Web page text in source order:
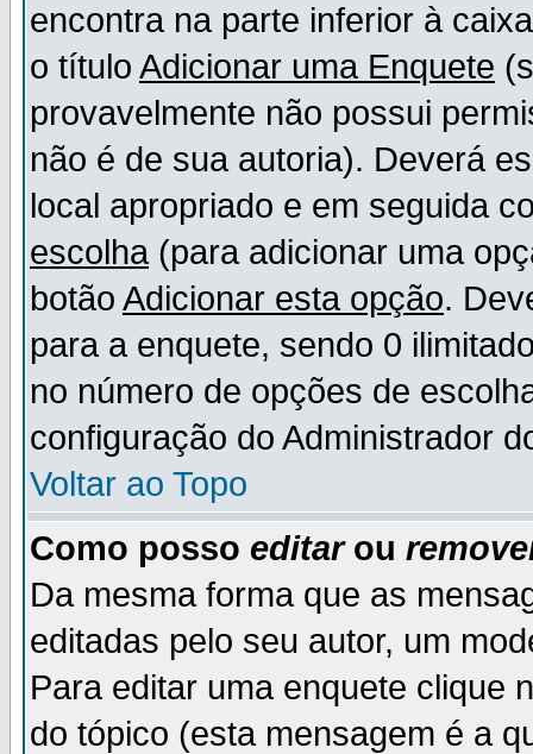
encontra na parte inferior à
o título Adicionar uma Enquete
provavelmente não possui
não é de sua autoria). Deverá
local apropriado e em seguida
escolha (para adicionar uma
botão Adicionar esta opção.
para a enquete, sendo 0
no número de opções de
configuração do Administrador
Voltar ao Topo
Como posso editarou
Da mesma forma que as
editadas pelo seu autor, um
Para editar uma enquete clique
do tópico (esta mensagem é a